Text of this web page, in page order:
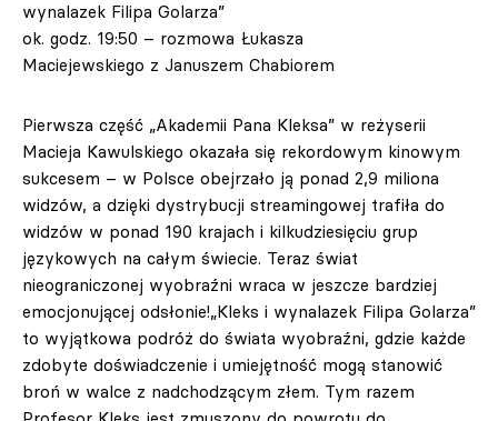
wynalazek Filipa Golarza”
ok. godz. 19:50 – rozmowa Łukasza
Maciejewskiego z Januszem Chabiorem
Pierwsza część „Akademii Pana Kleksa” w reżyserii
Macieja Kawulskiego okazała się rekordowym kinowym
sukcesem – w Polsce obejrzało ją ponad 2,9 miliona
widzów, a dzięki dystrybucji streamingowej trafiła do
widzów w ponad 190 krajach i kilkudziesięciu grup
językowych na całym świecie. Teraz świat
nieograniczonej wyobraźni wraca w jeszcze bardziej
emocjonującej odsłonie!„Kleks i wynalazek Filipa Golarza”
to wyjątkowa podróż do świata wyobraźni, gdzie każde
zdobyte doświadczenie i umiejętność mogą stanowić
broń w walce z nadchodzącym złem. Tym razem